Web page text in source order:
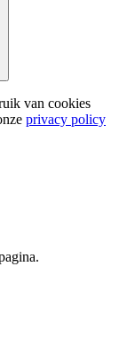
van cookies
privacy policy